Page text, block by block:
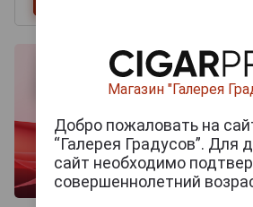
Магазин "Галерея
Добро пожаловать на
“Галерея Градусов”. Для
сайт необходимо
совершеннолетний